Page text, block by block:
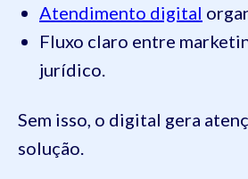
Atendimento digital
Fluxo claro entre
jurídico.
Sem isso, o digital gera
solução.